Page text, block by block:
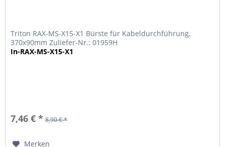
Triton RAX-MS-X15-X1 Bürste für Kabeldurchführung,
370x90mm Zuliefer-Nr.: 01959H
In-RAX-MS-X15-X1
7,46 € * 8,90 € *
Merken